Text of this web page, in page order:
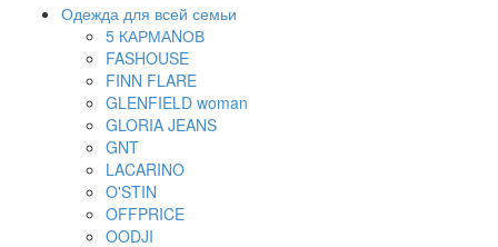
Одежда для всей семьи
5 КАРМАNОВ
FASHOUSE
FINN FLARE
GLENFIELD woman
GLORIA JEANS
GNT
LACARINO
O'STIN
OFFPRICE
OODJI